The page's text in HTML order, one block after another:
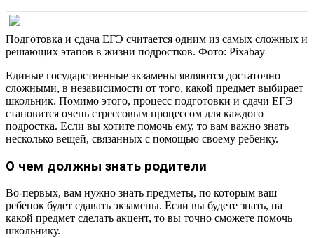
Подготовка и сдача ЕГЭ считается одним из самых сложных и
решающих этапов в жизни подростков. Фото: Pixabay
Единые государственные экзамены являются достаточно
сложными, в независимости от того, какой предмет выбирает
школьник. Помимо этого, процесс подготовки и сдачи ЕГЭ
становится очень стрессовым процессом для каждого
подростка. Если вы хотите помочь ему, то вам важно знать
несколько вещей, связанных с помощью своему ребенку.
О чем должны знать родители
Во-первых, вам нужно знать предметы, по которым ваш
ребенок будет сдавать экзамены. Если вы будете знать, на
какой предмет сделать акцент, то вы точно сможете помочь
школьнику.